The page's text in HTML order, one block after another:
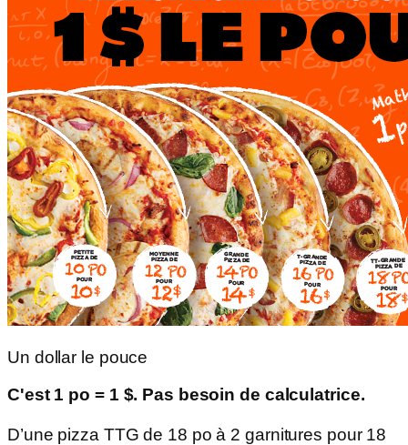
Un dollar le pouce
C'est 1 po = 1 $. Pas besoin de calculatrice.
D’une pizza TTG de 18 po à 2 garnitures pour 18